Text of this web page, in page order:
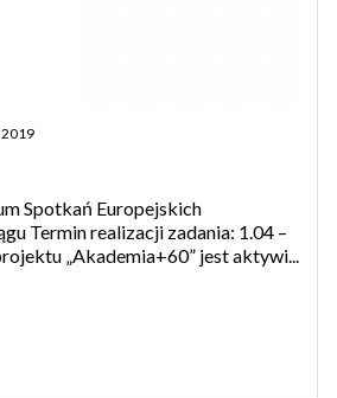
2019
Spotkań Europejskich
Termin realizacji zadania: 1.04 –
„Akademia+60” jest aktywi...